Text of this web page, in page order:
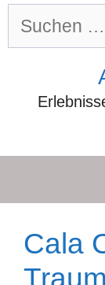
Zum
Inhalt
Suchen
Cala